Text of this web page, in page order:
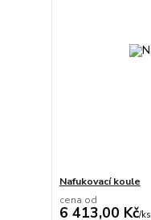
Nafukovací koule
cena od
6 413,00 Kč/ks